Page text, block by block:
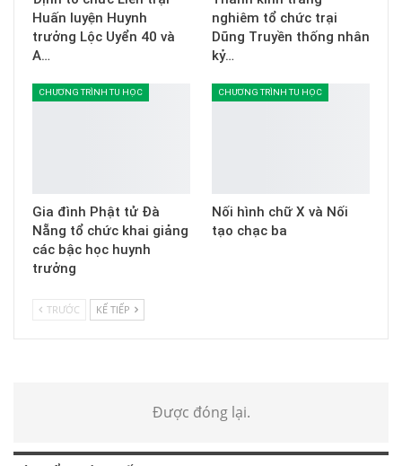
Huấn luyện Huynh
trưởng Lộc Uyển 40 và
A…
nghiêm tổ chức trại
Dũng Truyền thống nhân
kỷ…
CHƯƠNG TRÌNH TU HỌC
Gia đình Phật tử Đà
Nẵng tổ chức khai giảng
các bậc học huynh
trưởng
CHƯƠNG TRÌNH TU HỌC
Nối hình chữ X và Nối
tạo chạc ba
TRƯỚC KẾ TIẾP
Được đóng lại.